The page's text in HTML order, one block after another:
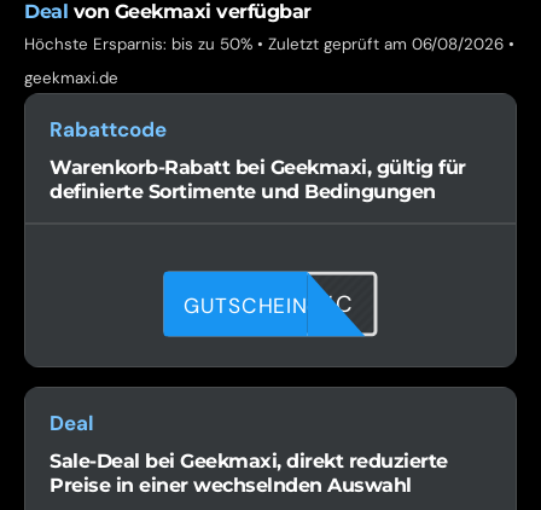
Deal von Geekmaxi verfügbar
Höchste Ersparnis: bis zu 50% • Zuletzt geprüft am 06/08/2026 •
geekmaxi.de
Rabattcode
Warenkorb-Rabatt bei Geekmaxi, gültig für
definierte Sortimente und Bedingungen
8T051NBWC
GUTSCHEIN
Deal
Sale-Deal bei Geekmaxi, direkt reduzierte
Preise in einer wechselnden Auswahl